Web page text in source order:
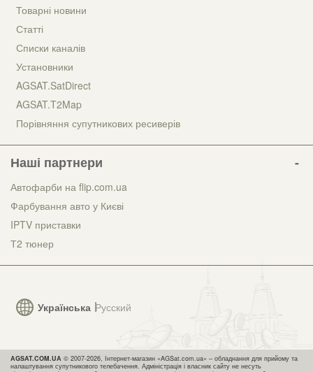
Українська Русский
Товарні новини
Статті
Списки каналів
Установники
AGSAT.SatDirect
AGSAT.T2Map
Порівняння супутникових ресиверів
Наші партнери
Автофарби на flip.com.ua
Фарбування авто у Києві
IPTV приставки
Т2 тюнер
AGSAT.COM.UA © 2007-2026, Інтернет-магазин «AGSat.com.ua» – обладнання для прийому та
налаштування супутникового телебачення. Адміністрація і власник сайту не несуть